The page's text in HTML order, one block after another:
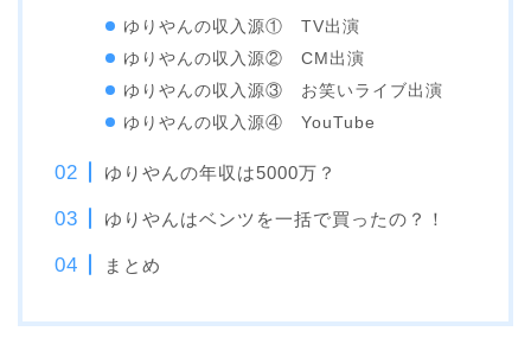
ゆりやんの収入源① TV出演
ゆりやんの収入源② CM出演
ゆりやんの収入源③ お笑いライブ出演
ゆりやんの収入源④ YouTube
ゆりやんの年収は5000万？
ゆりやんはベンツを一括で買ったの？！
まとめ